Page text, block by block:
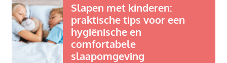
Slapen met kinderen:
praktische tips voor een
hygiënische en
comfortabele
slaapomgeving